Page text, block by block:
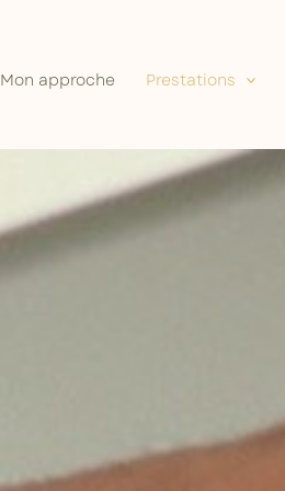
Mon approche Prestations